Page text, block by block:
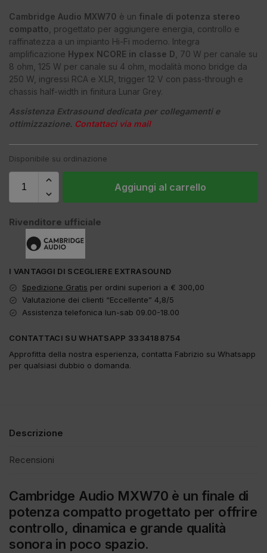
Cambridge Audio MXW70 è un finale di potenza stereo
compatto , progettato per aggiungere energia, controllo e
raffinatezza a un impianto Hi-Fi moderno. Integra
amplificazione Hypex NCORE in classe D , 70 W per canale su
8 ohm, 125 W per canale su 4 ohm, modalità mono bridge da
250 W, ingressi RCA e XLR, trigger 12 V con pass-through e
chassis half-width in finitura Lunar Grey.
Assistenza Extrasound dedicata per collegamenti e
ottimizzazione. Contattaci via mail
Disponibile su ordinazione
Aggiungi al carrello
Rivenditore ufficiale
I VANTAGGI DI SCEGLIERE EXTRASOUND
Spedizione Gratis per ordini superiori a € 300,00
Valutazione dei clienti “Eccellente” 4,8/5
Assistenza telefonica lun-sab 09.00-18.00
CONTATTACI SU WHATSAPP 3334188754
Approfitta della nostra esperienza, contatta Fabrizio su Whatsapp
per qualsiasi dubbio o domanda.
Descrizione
Recensioni
Cambridge Audio MXW70 è un finale di
potenza compatto progettato per offrire
controllo, dinamica e grande qualità
sonora in poco spazio.